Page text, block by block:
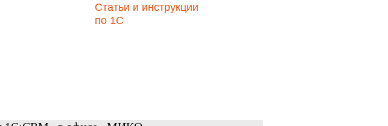
Статьи и инструкции
по 1С